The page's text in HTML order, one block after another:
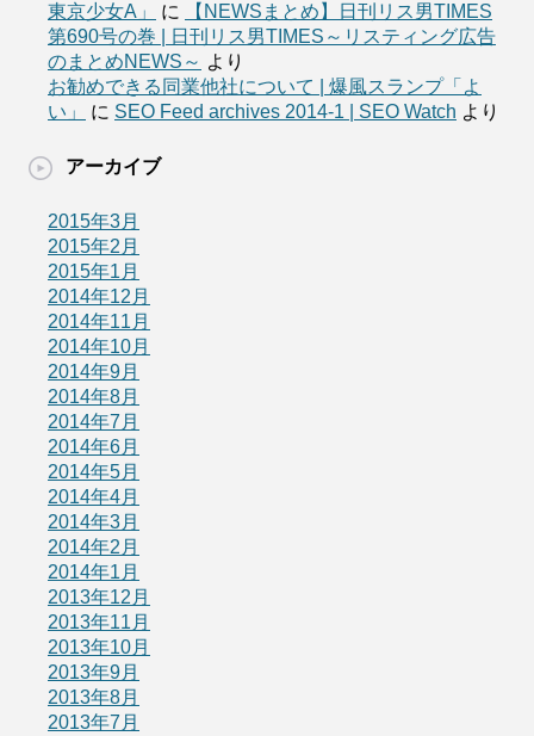
東京少女A」
に
【NEWSまとめ】日刊リス男TIMES
第690号の巻 | 日刊リス男TIMES～リスティング広告
のまとめNEWS～ より
お勧めできる同業他社について | 爆風スランプ「よ
い」
に SEO Feed archives 2014-1 | SEO Watch より
アーカイブ
2015年3月
2015年2月
2015年1月
2014年12月
2014年11月
2014年10月
2014年9月
2014年8月
2014年7月
2014年6月
2014年5月
2014年4月
2014年3月
2014年2月
2014年1月
2013年12月
2013年11月
2013年10月
2013年9月
2013年8月
2013年7月